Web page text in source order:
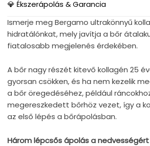
💎 Ékszerápolás & Garancia
Ismerje meg Bergamo ultrakönnyű
hidratálónkat, mely javítja a bőr
fiatalosabb megjelenés érdekében.
A bőr nagy részét kitevő kollagén 25
gyorsan csökken, és ha nem kezelik
a bőr öregedéséhez, például
megereszkedett bőrhöz vezet, így a
az első lépés a bőrápolásban.
Három lépcsős ápolás a